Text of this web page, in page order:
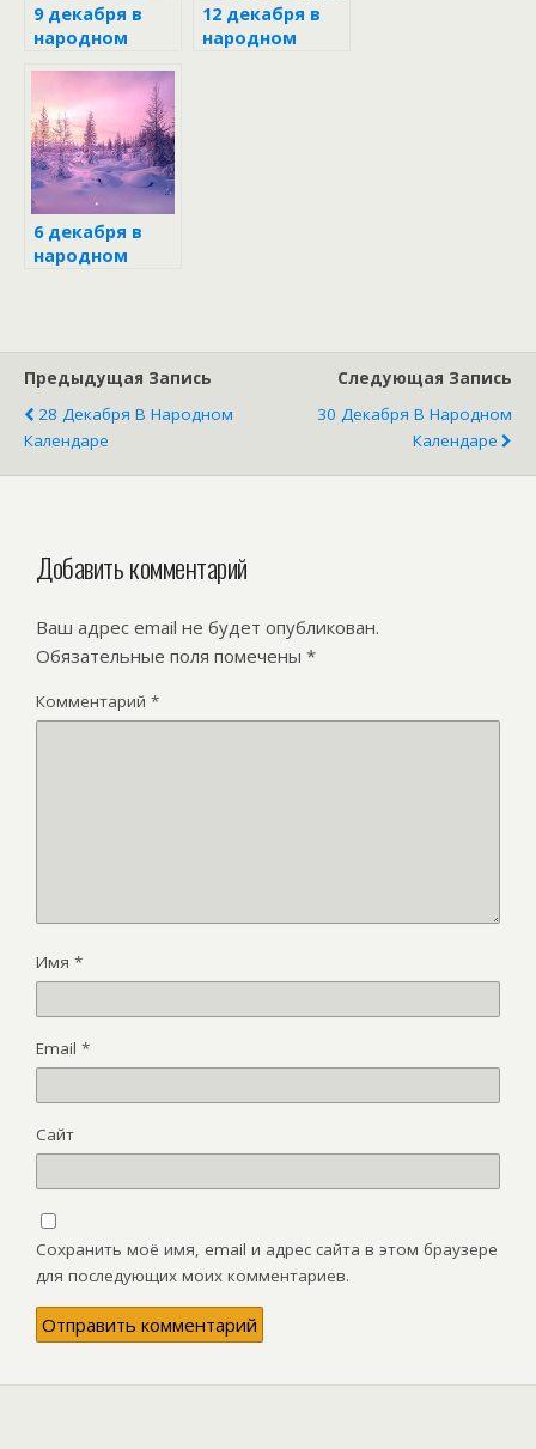
9 декабря в
народном
12 декабря в
народном
6 декабря в
народном
Предыдущая Запись
28 Декабря В Народном
Календаре
Следующая Запись
30 Декабря В Народном
Календаре
Добавить комментарий
Ваш адрес email не будет опубликован.
Обязательные поля помечены *
Комментарий *
Имя *
Email *
Сайт
Сохранить моё имя, email и адрес сайта в этом браузере
для последующих моих комментариев.